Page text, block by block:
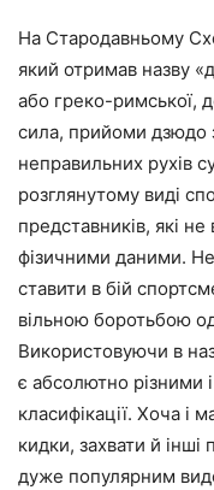
На Стародавньому
який отримав назву
або греко-римської,
сила, прийоми дзюдо
неправильних рухів
розглянутому виді
представників, які
фізичними даними.
ставити в бій
вільною боротьбою
Використовуючи в
є абсолютно різними
класифікації. Хоча і
кидки, захвати й
дуже популярним